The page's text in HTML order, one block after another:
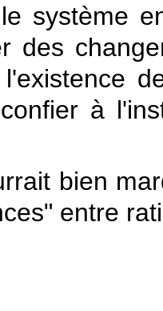
système
des
à
bien
entre